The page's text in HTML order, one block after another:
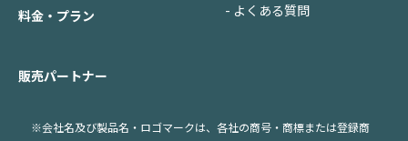
料金・プラン
- よくある質問
販売パートナー
※会社名及び製品名・ロゴマークは、各社の商号・商標または登録商